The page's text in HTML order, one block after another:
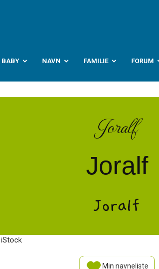
BABY NAVN FAMILIE FORUM
Joralf
Joralf
Joralf
Min navneliste